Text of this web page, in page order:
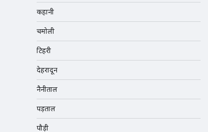
कहानी
चमोली
टिहरी
देहरादून
नैनीताल
पड़ताल
पौड़ी